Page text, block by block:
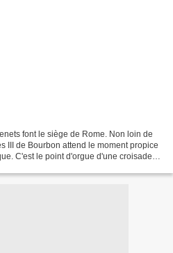
font le siège de Rome. Non loin de
III de Bourbon attend le moment propice
C'est le point d'orgue d'une croisade